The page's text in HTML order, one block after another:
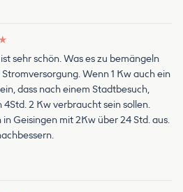
sehr schön. Was es zu bemängeln
Wenn 1 Kw auch ein
dass nach einem Stadtbesuch,
2 Kw verbraucht sein sollen.
Geisingen mit 2Kw über 24 Std. aus.